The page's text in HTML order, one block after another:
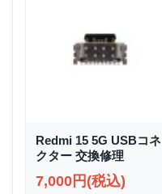
Redmi 15 5G USBコネ
クター 交換修理
7,000円(税込)